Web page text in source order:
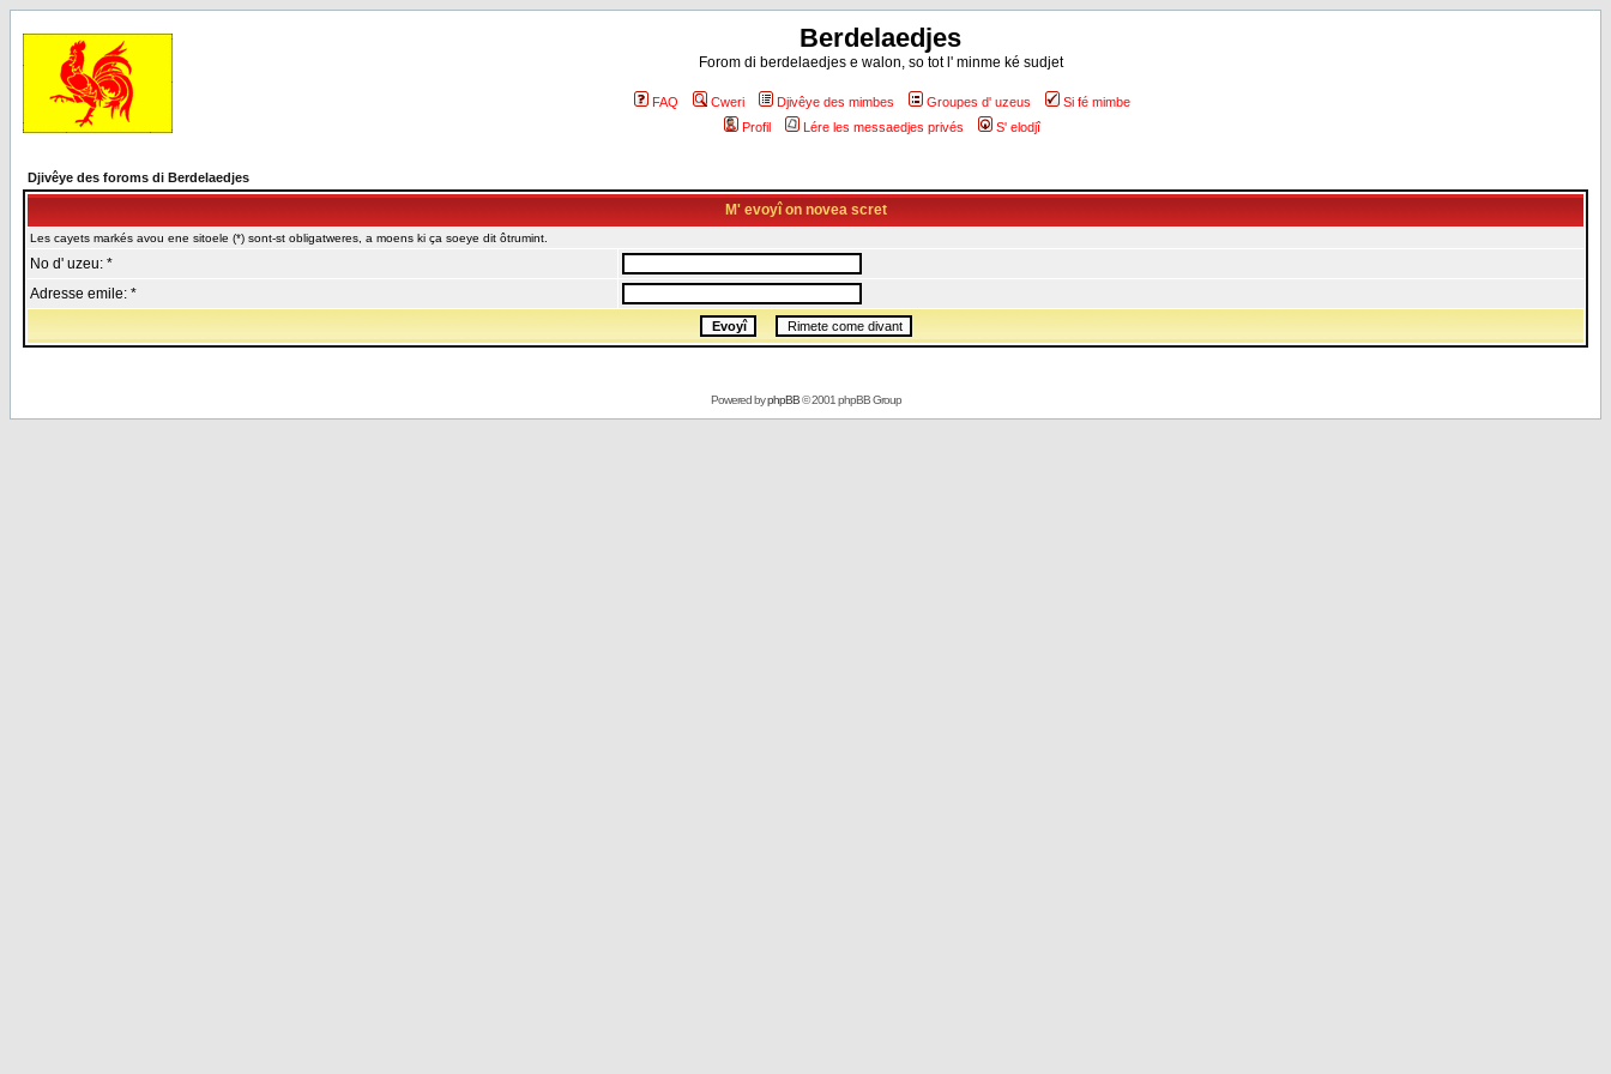
Berdelaedjes
Forom di berdelaedjes e walon, so tot l' minme ké sudjet
FAQ Cweri Djivêye des mimbes Groupes d' uzeus
Si fé mimbe
Profil
Lére les messaedjes privés S' elodjî
Djivêye des foroms di Berdelaedjes
M' evoyî on novea scret
Les cayets markés avou ene sitoele (*) sont-st obligatweres, a moens ki ça soeye dit ôtrumint.
No d' uzeu: *
Adresse emile: *
Powered byphpBB© 2001 phpBB Group